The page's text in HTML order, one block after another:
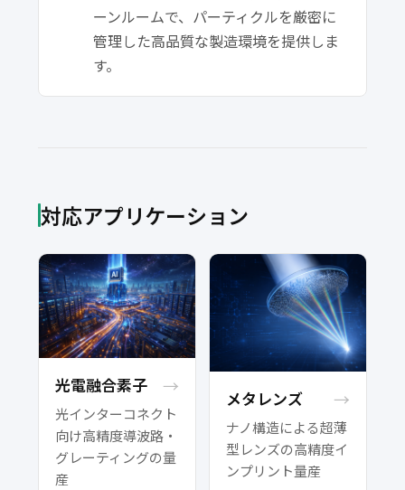
ーンルームで、パーティクルを厳密に
管理した高品質な製造環境を提供しま
す。
対応アプリケーション
光電融合素子 →
光インターコネクト
向け高精度導波路・
グレーティングの量
産
メタレンズ →
ナノ構造による超薄
型レンズの高精度イ
ンプリント量産